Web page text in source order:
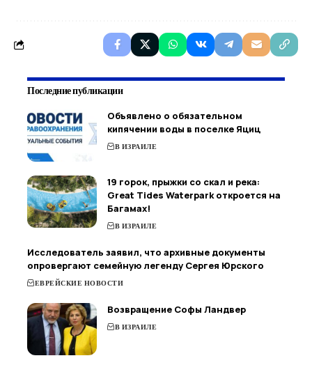
Последние публикации
Объявлено о обязательном
кипячении воды в поселке Яциц
В ИЗРАИЛЕ
19 горок, прыжки со скал и река:
Great Tides Waterpark откроется на
Багамах!
В ИЗРАИЛЕ
Исследователь заявил, что архивные документы
опровергают семейную легенду Сергея Юрского
ЕВРЕЙСКИЕ НОВОСТИ
Возвращение Софы Ландвер
В ИЗРАИЛЕ